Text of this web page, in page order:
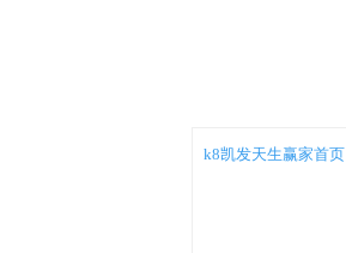
k8凯发天生赢家首页